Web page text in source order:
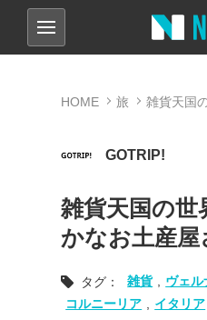
HOME 旅 雑貨天国
GOTRIP!
雑貨天国の
かなお土産屋
タグ： 雑貨 ヴェル
コルニーリア , イタリア